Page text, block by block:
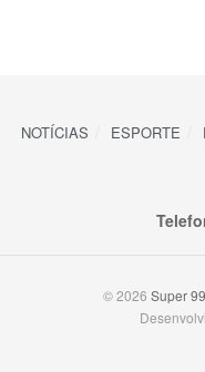
NOTÍCIAS ESPORTE
© 2026 Super